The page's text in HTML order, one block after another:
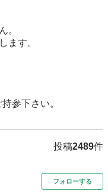
。
ます。
参下さい。
投稿2489件
フォローする